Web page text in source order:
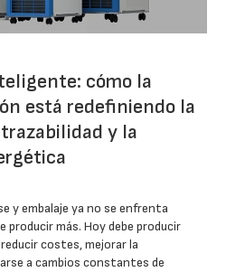
cómo la
está redefiniendo la
y la
y embalaje ya no se enfrenta
producir más. Hoy debe producir
costes, mejorar la
a cambios constantes de